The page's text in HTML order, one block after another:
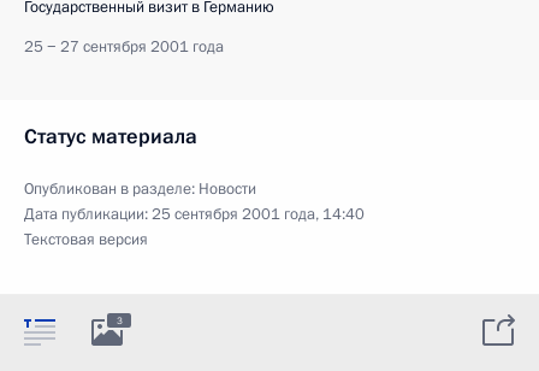
Государственный визит в Германию
25 − 27 сентября 2001 года
Статус материала
Опубликован в разделе: Новости
Дата публикации:25 сентября 2001 года, 14:40
Текстовая версия
3